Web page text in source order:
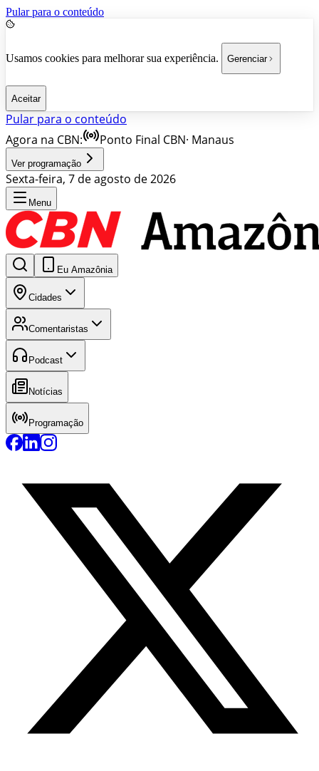
Pular para o conteúdo
Usamos cookies para melhorar sua experiência. Gerenciar
Aceitar
Pular para o conteúdo
Agora na CBN:
Ponto Final CBN· Manaus
Ver programação
Sexta-feira, 7 de agosto de 2026
Menu
Eu Amazônia
Cidades
Comentaristas
Podcast
Notícias
Programação